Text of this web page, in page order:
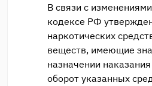
В связи с
кодексе РФ
наркотических
веществ, имеющие
назначении
оборот указанных